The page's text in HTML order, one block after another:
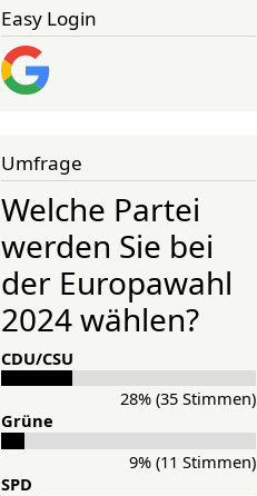
Easy Login
Umfrage
Welche Partei
werden Sie bei
der Europawahl
2024 wählen?
CDU/CSU
28% (35 Stimmen)
Grü­ne
9% (11 Stimmen)
SPD